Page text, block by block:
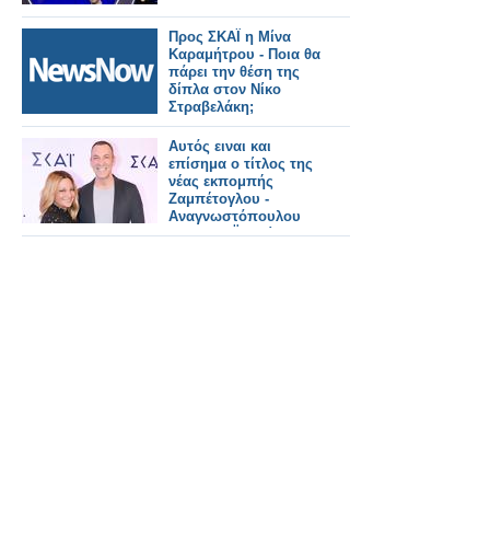
Προς ΣΚΑΪ η Μίνα
Καραμήτρου - Ποια θα
πάρει την θέση της
δίπλα στον Νίκο
Στραβελάκη;
Αυτός ειναι και
επίσημα ο τίτλος της
νέας εκπομπής
Ζαμπέτογλου -
Αναγνωστόπουλου
στον ΣΚΑΪ - Δείτε το